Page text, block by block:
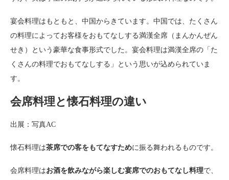
宴会料理はもともと、中国からきています。中国では、たくさん
の料理によってお客様をおもてなしする満漢全席（まんかんぜん
せき）という豪華な食事形式でした。宴会料理は満漢全席の「た
くさんの料理でおもてなしする」という思いが込められていま
す。
会席料理と懐石料理の違い
出展：写真AC
懐石料理は茶席での客をもてなすために振る舞われるものです。
会席料理はお酒を飲みながら楽しむ宴席でのおもてなし料理で、